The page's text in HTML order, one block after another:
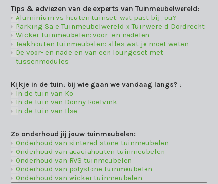
Tips & adviezen van de experts van Tuinmeubelwereld:
Aluminium vs houten tuinset: wat past bij jou?
Parking Sale Tuinmeubelwereld x Tuinwereld Dordrecht
Wicker tuinmeubelen: voor- en nadelen
Teakhouten tuinmeubelen: alles wat je moet weten
De voor- en nadelen van een loungeset met
tussenmodules
Kijkje in de tuin: bij wie gaan we vandaag langs? :
In de tuin van Ko
In de tuin van Donny Roelvink
In de tuin van Ilse
Zo onderhoud jij jouw tuinmeubelen:
Onderhoud van sintered stone tuinmeubelen
Onderhoud van acaciahouten tuinmeubelen
Onderhoud van RVS tuinmeubelen
Onderhoud van polystone tuinmeubelen
Onderhoud van wicker tuinmeubelen